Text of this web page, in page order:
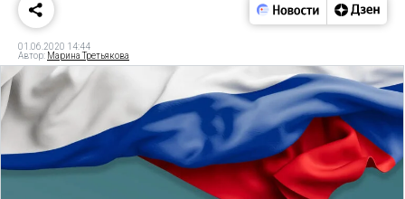
01.06.2020 14:44
Автор: Марина Третьякова